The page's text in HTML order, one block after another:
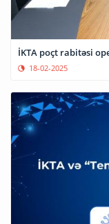
İKTA poçt rabitəsi
18-02-2025